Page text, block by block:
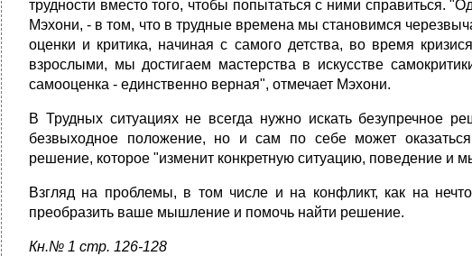
трудности вместо того, чтобы попытаться с ними справиться.
Мэхони, - в том, что в трудные времена мы становимся
оценки и критика, начиная с самого детства, во время
взрослыми, мы достигаем мастерства в искусстве
самооценка - единственно верная", отмечает Мэхони.
В Трудных ситуациях не всегда нужно искать безупречное
безвыходное положение, но и сам по себе может
решение, которое "изменит конкретную ситуацию, поведение и
Взгляд на проблемы, в том числе и на конфликт, как на
преобразить ваше мышление и помочь найти решение.
Кн.№ 1 стр. 126-128